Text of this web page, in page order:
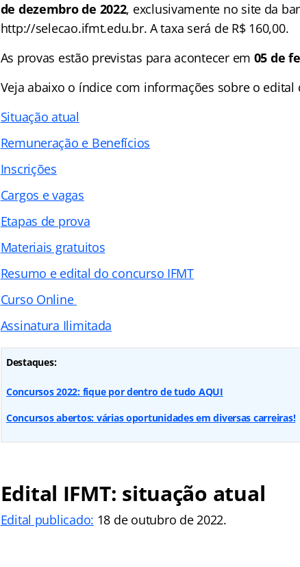
de dezembro de 2022, exclusivamente no site da
http://selecao.ifmt.edu.br. A taxa será de R$ 160,00.
As provas estão previstas para acontecer em 05 de
Veja abaixo o índice com informações sobre o edital
Situação atual
Remuneração e Benefícios
Inscrições
Cargos e vagas
Etapas de prova
Materiais gratuitos
Resumo e edital do concurso IFMT
Curso Online
Assinatura Ilimitada
Destaques:
Concursos 2022: fique por dentro de tudo AQUI
Concursos abertos: várias oportunidades em diversas carreiras!
Edital IFMT: situação atual
Edital publicado: 18 de outubro de 2022.